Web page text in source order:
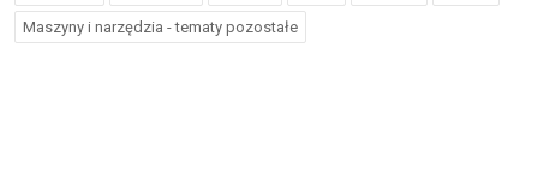
Maszyny i narzędzia - tematy pozostałe